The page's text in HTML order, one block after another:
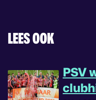
LEES OOK
PSV